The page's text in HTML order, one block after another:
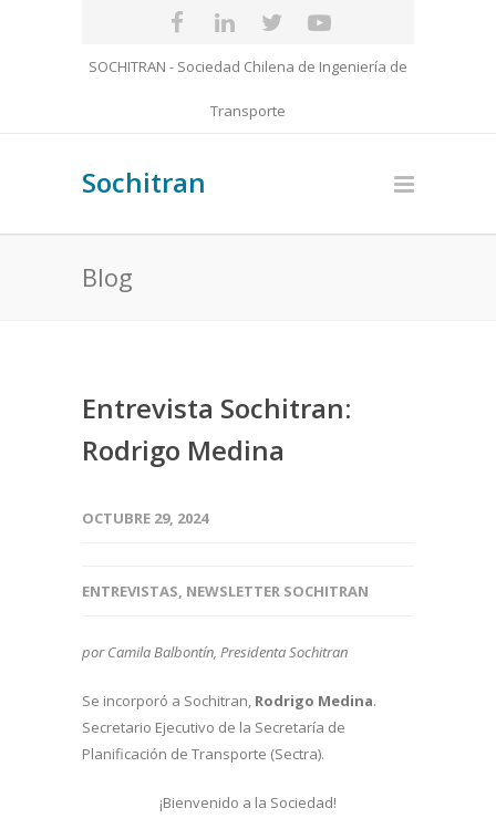
SOCHITRAN - Sociedad Chilena de Ingeniería de
Transporte
Sochitran
Blog
Entrevista Sochitran:
Rodrigo Medina
OCTUBRE 29, 2024
ENTREVISTAS, NEWSLETTER SOCHITRAN
por Camila Balbontín, Presidenta Sochitran
Se incorporó a Sochitran, Rodrigo Medina.
Secretario Ejecutivo de la Secretaría de
Planificación de Transporte (Sectra).
¡Bienvenido a la Sociedad!